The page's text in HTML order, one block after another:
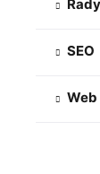
SEO
Web